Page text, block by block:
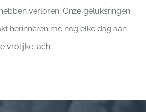
verloren. Onze geluksringen
herinneren me nog elke dag aan
vrolijke lach.